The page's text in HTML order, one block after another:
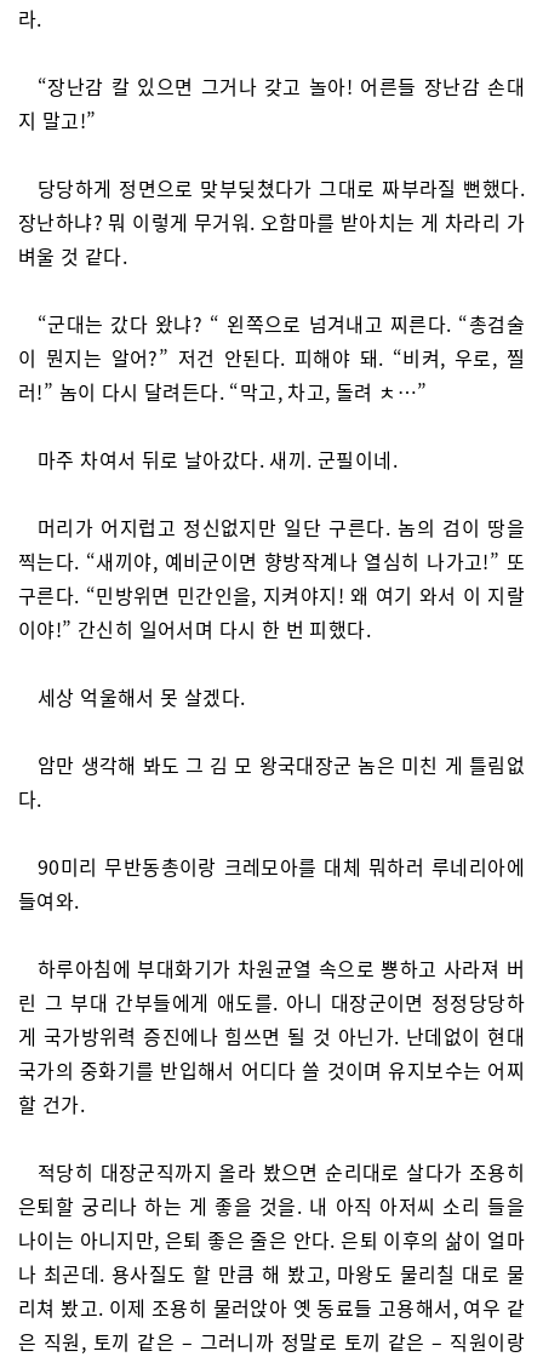
라.
“장난감 칼 있으면 그거나 갖고 놀아! 어른들 장난감 손대
지 말고!”
당당하게 정면으로 맞부딪쳤다가 그대로 짜부라질 뻔했다.
장난하냐? 뭐 이렇게 무거워. 오함마를 받아치는 게 차라리 가
벼울 것 같다.
“군대는 갔다 왔냐? “ 왼쪽으로 넘겨내고 찌른다. “총검술
이 뭔지는 알어?” 저건 안된다. 피해야 돼. “비켜, 우로, 찔
러!” 놈이 다시 달려든다. “막고, 차고, 돌려 ㅊ…”
마주 차여서 뒤로 날아갔다. 새끼. 군필이네.
머리가 어지럽고 정신없지만 일단 구른다. 놈의 검이 땅을
찍는다. “새끼야, 예비군이면 향방작계나 열심히 나가고!” 또
구른다. “민방위면 민간인을, 지켜야지! 왜 여기 와서 이 지랄
이야!” 간신히 일어서며 다시 한 번 피했다.
세상 억울해서 못 살겠다.
암만 생각해 봐도 그 김 모 왕국대장군 놈은 미친 게 틀림없
다.
90미리 무반동총이랑 크레모아를 대체 뭐하러 루네리아에
들여와.
하루아침에 부대화기가 차원균열 속으로 뿅하고 사라져 버
린 그 부대 간부들에게 애도를. 아니 대장군이면 정정당당하
게 국가방위력 증진에나 힘쓰면 될 것 아닌가. 난데없이 현대
국가의 중화기를 반입해서 어디다 쓸 것이며 유지보수는 어찌
할 건가.
적당히 대장군직까지 올라 봤으면 순리대로 살다가 조용히
은퇴할 궁리나 하는 게 좋을 것을. 내 아직 아저씨 소리 들을
나이는 아니지만, 은퇴 좋은 줄은 안다. 은퇴 이후의 삶이 얼마
나 최곤데. 용사질도 할 만큼 해 봤고, 마왕도 물리칠 대로 물
리쳐 봤고. 이제 조용히 물러앉아 옛 동료들 고용해서, 여우 같
은 직원, 토끼 같은 – 그러니까 정말로 토끼 같은 – 직원이랑